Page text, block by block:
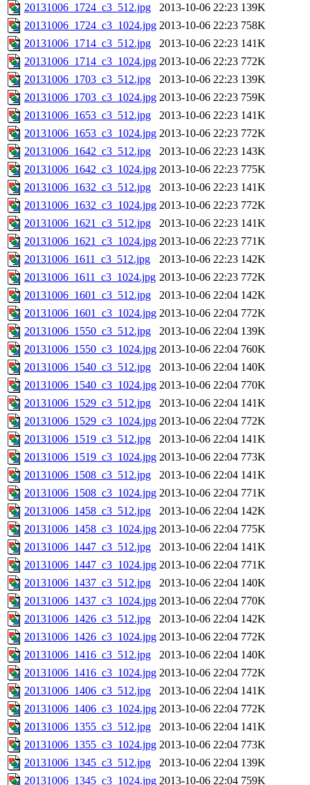
20131006_1724_c3_512.jpg
2013-10-06 22:23 139K
20131006_1724_c3_1024.jpg 2013-10-06 22:23 758K
20131006_1714_c3_512.jpg
2013-10-06 22:23 141K
20131006_1714_c3_1024.jpg 2013-10-06 22:23 772K
20131006_1703_c3_512.jpg
2013-10-06 22:23 139K
20131006_1703_c3_1024.jpg 2013-10-06 22:23 759K
20131006_1653_c3_512.jpg
2013-10-06 22:23 141K
20131006_1653_c3_1024.jpg 2013-10-06 22:23 772K
20131006_1642_c3_512.jpg
2013-10-06 22:23 143K
20131006_1642_c3_1024.jpg 2013-10-06 22:23 775K
20131006_1632_c3_512.jpg
2013-10-06 22:23 141K
20131006_1632_c3_1024.jpg 2013-10-06 22:23 772K
20131006_1621_c3_512.jpg
2013-10-06 22:23 141K
20131006_1621_c3_1024.jpg 2013-10-06 22:23 771K
20131006_1611_c3_512.jpg
2013-10-06 22:23 142K
20131006_1611_c3_1024.jpg 2013-10-06 22:23 772K
20131006_1601_c3_512.jpg
2013-10-06 22:04 142K
20131006_1601_c3_1024.jpg 2013-10-06 22:04 772K
20131006_1550_c3_512.jpg
2013-10-06 22:04 139K
20131006_1550_c3_1024.jpg 2013-10-06 22:04 760K
20131006_1540_c3_512.jpg
2013-10-06 22:04 140K
20131006_1540_c3_1024.jpg 2013-10-06 22:04 770K
20131006_1529_c3_512.jpg
2013-10-06 22:04 141K
20131006_1529_c3_1024.jpg 2013-10-06 22:04 772K
20131006_1519_c3_512.jpg
2013-10-06 22:04 141K
20131006_1519_c3_1024.jpg 2013-10-06 22:04 773K
20131006_1508_c3_512.jpg
2013-10-06 22:04 141K
20131006_1508_c3_1024.jpg 2013-10-06 22:04 771K
20131006_1458_c3_512.jpg
2013-10-06 22:04 142K
20131006_1458_c3_1024.jpg 2013-10-06 22:04 775K
20131006_1447_c3_512.jpg
2013-10-06 22:04 141K
20131006_1447_c3_1024.jpg 2013-10-06 22:04 771K
20131006_1437_c3_512.jpg
2013-10-06 22:04 140K
20131006_1437_c3_1024.jpg 2013-10-06 22:04 770K
20131006_1426_c3_512.jpg
2013-10-06 22:04 142K
20131006_1426_c3_1024.jpg 2013-10-06 22:04 772K
20131006_1416_c3_512.jpg
2013-10-06 22:04 140K
20131006_1416_c3_1024.jpg 2013-10-06 22:04 772K
20131006_1406_c3_512.jpg
2013-10-06 22:04 141K
20131006_1406_c3_1024.jpg 2013-10-06 22:04 772K
20131006_1355_c3_512.jpg
2013-10-06 22:04 141K
20131006_1355_c3_1024.jpg 2013-10-06 22:04 773K
20131006_1345_c3_512.jpg
2013-10-06 22:04 139K
20131006_1345_c3_1024.jpg 2013-10-06 22:04 759K